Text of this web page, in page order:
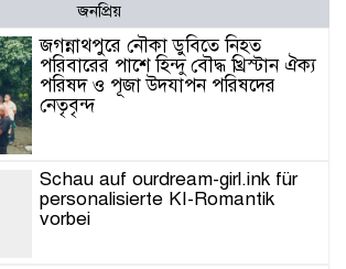
জনপ্রিয়
জগন্নাথপুরে নৌকা ডুবিতে নিহত
পরিবারের পাশে হিন্দু বৌদ্ধ খ্রিস্টান ঐক্য
পরিষদ ও পূজা উদযাপন পরিষদের
নেতৃবৃন্দ
Schau auf ourdream-girl.ink für
personalisierte KI-Romantik
vorbei